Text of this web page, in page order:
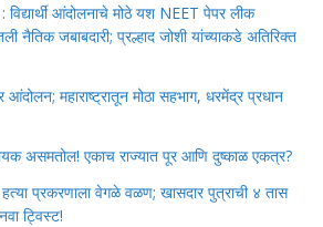
: विद्यार्थी आंदोलनाचे मोठे यश NEET पेपर लीक
नैतिक जबाबदारी; प्रल्हाद जोशी यांच्याकडे अतिरिक्त
महाराष्ट्रातून मोठा सहभाग, धरमेंद्र प्रधान
असमतोल! एकाच राज्यात पूर आणि दुष्काळ एकत्र?
प्रकरणाला वेगळे वळण; खासदार पुत्राची ४ तास
ट्विस्ट!